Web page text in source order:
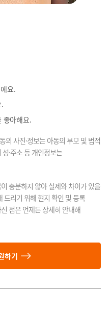
요.
좋아해요.
의 사진·정보는 아동의 부모 및 법적
·주소 등 개인정보는
충분하지 않아 실제와 차이가 있을
드리기 위해 현지 확인 및 등록
점은 언제든 상세히 안내해
하기